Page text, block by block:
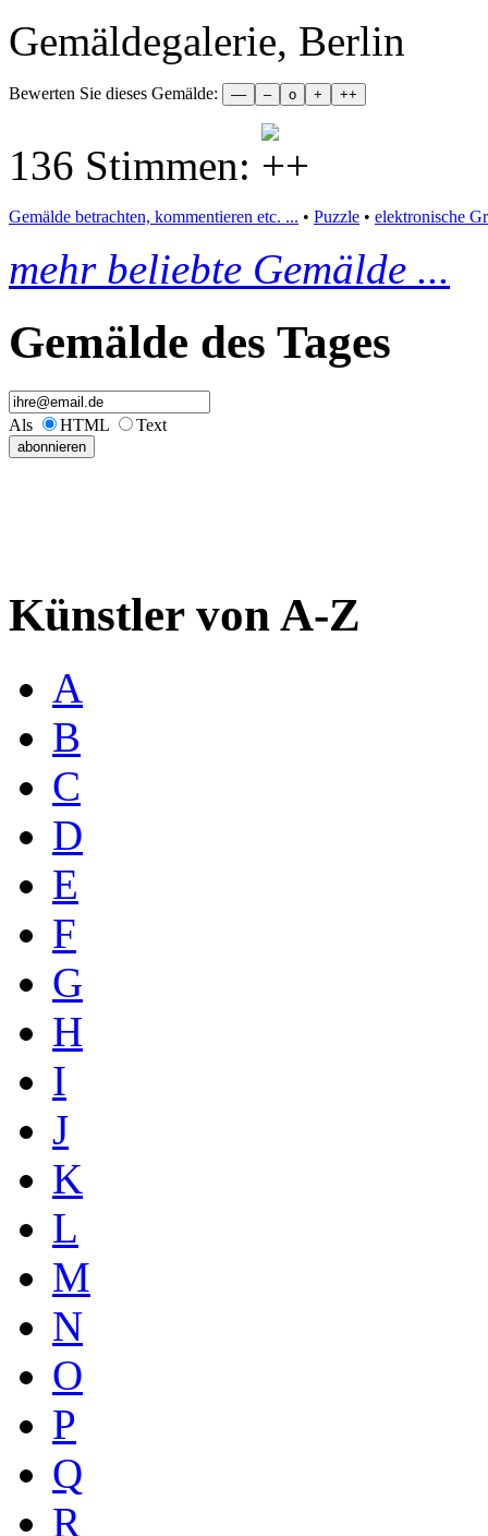
Gemäldegalerie, Berlin
Bewerten Sie dieses Gemälde:
136 Stimmen:
Gemälde betrachten, kommentieren etc. ... • Puzzle • elektronische
mehr beliebte Gemälde ...
Gemälde des Tages
Als HTML Text
Künstler von A-Z
A
B
C
D
E
F
G
H
I
J
K
L
M
N
O
P
Q
R